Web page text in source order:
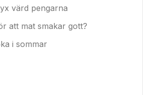
värd pengarna
att mat smakar gott?
i sommar